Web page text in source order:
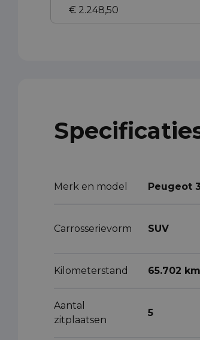
Merk en model Peugeot
Carrosserievorm SUV
Kilometerstand 65.702 km
Aantal
zitplaatsen
5